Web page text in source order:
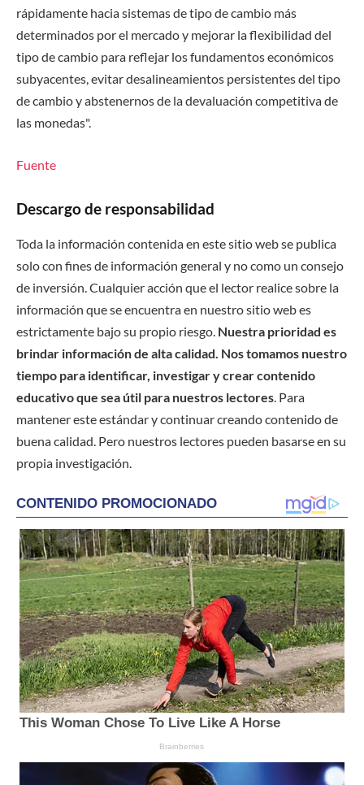
rápidamente hacia sistemas de tipo de cambio más
determinados por el mercado y mejorar la flexibilidad del
tipo de cambio para reflejar los fundamentos económicos
subyacentes, evitar desalineamientos persistentes del tipo
de cambio y abstenernos de la devaluación competitiva de
las monedas".
Fuente
Descargo de responsabilidad
Toda la información contenida en este sitio web se publica
solo con fines de información general y no como un consejo
de inversión. Cualquier acción que el lector realice sobre la
información que se encuentra en nuestro sitio web es
estrictamente bajo su propio riesgo. Nuestra prioridad es
brindar información de alta calidad. Nos tomamos nuestro
tiempo para identificar, investigar y crear contenido
educativo que sea útil para nuestros lectores . Para
mantener este estándar y continuar creando contenido de
buena calidad. Pero nuestros lectores pueden basarse en su
propia investigación.